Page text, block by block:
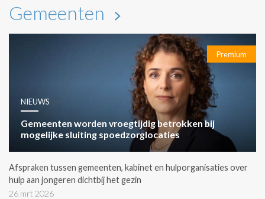
Gemeenten
Premium
NIEUWS
Gemeenten worden vroegtijdig betrokken bij
mogelijke sluiting spoedzorglocaties
Afspraken tussen gemeenten, kabinet en hulporganisaties over
hulp aan jongeren dichtbij het gezin
26 mrt 2026